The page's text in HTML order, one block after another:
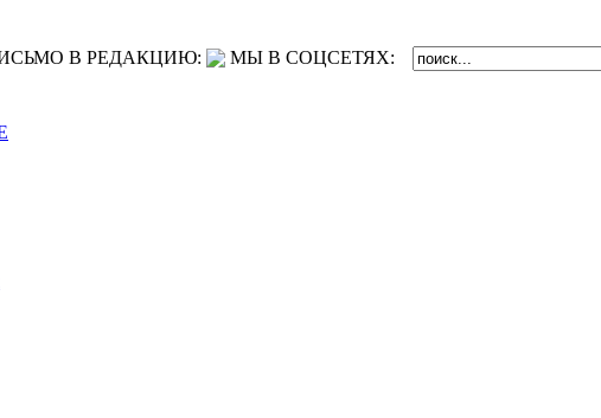
В РЕДАКЦИЮ: МЫ В СОЦСЕТЯХ: